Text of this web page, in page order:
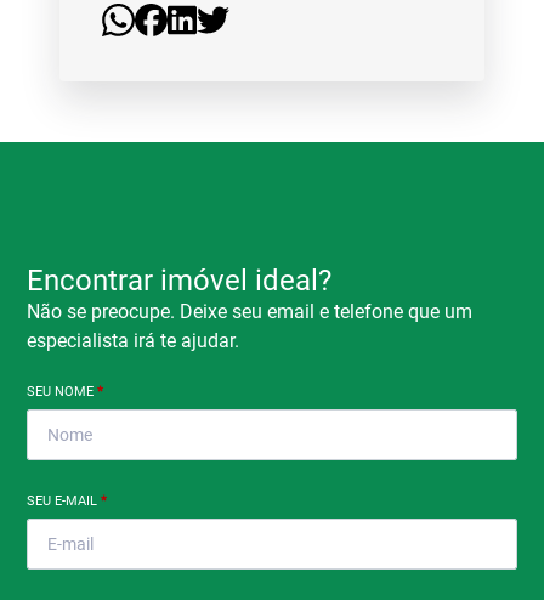
Encontrar imóvel ideal?
Não se preocupe. Deixe seu email e telefone que um
especialista irá te ajudar.
SEU NOME*
SEU E-MAIL*